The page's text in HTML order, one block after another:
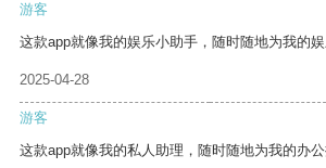
游客
这款app就像我的娱乐小助手，随时随地为我的娱
2025-04-28
游客
这款app就像我的私人助理，随时随地为我的办公